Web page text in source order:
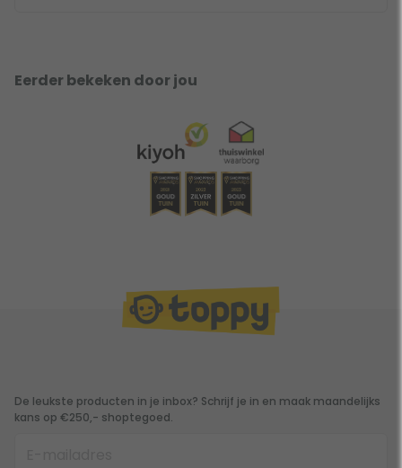
Eerder bekeken door jou
De leukste producten in je inbox? Schrijf je in en maak maandelijks
kans op €250,- shoptegoed.